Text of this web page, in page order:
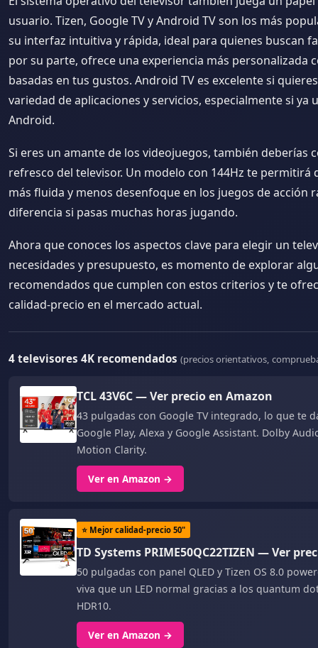
usuario. Tizen, Google TV y Android TV son los más
su interfaz intuitiva y rápida, ideal para quienes buscan
por su parte, ofrece una experiencia más personalizada
basadas en tus gustos. Android TV es excelente si
variedad de aplicaciones y servicios, especialmente si ya
Android.
Si eres un amante de los videojuegos, también deberías
refresco del televisor. Un modelo con 144Hz te
más fluida y menos desenfoque en los juegos de acción
diferencia si pasas muchas horas jugando.
Ahora que conoces los aspectos clave para elegir un
necesidades y presupuesto, es momento de explorar
recomendados que cumplen con estos criterios y te
calidad-precio en el mercado actual.
4 televisores 4K recomendados (precios orientativos,
TCL 43V6C — Ver precio en Amazon
43 pulgadas con Google TV integrado, lo que te
Google Play, Alexa y Google Assistant. Dolby
Motion Clarity.
Ver en Amazon →
⭐ Mejor calidad-precio 50"
TD Systems PRIME50QC22TIZEN — Ver
50 pulgadas con panel QLED y Tizen OS 8.0
viva que un LED normal gracias a los quantum
HDR10.
Ver en Amazon →